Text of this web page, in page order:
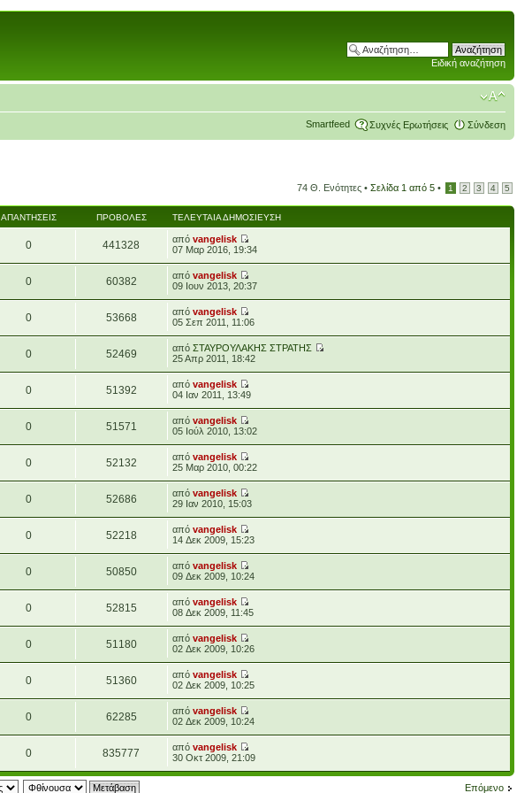
Ειδική αναζήτηση
Smartfeed Συχνές Ερωτήσεις Σύνδεση
74 Θ. Ενότητες • Σελίδα 1 από 5 • 1 2 3 4 5
ΑΠΑΝΤΉΣΕΙΣ ΠΡΟΒΟΛΈΣ ΤΕΛΕΥΤΑΊΑ ΔΗΜΟΣΊΕΥΣΗ
0 441328 απόvangelisk
07 Μαρ 2016, 19:34
0 60382 απόvangelisk
09 Ιουν 2013, 20:37
0 53668 απόvangelisk
05 Σεπ 2011, 11:06
0 52469 απόΣΤΑΥΡΟΥΛΑΚΗΣ ΣΤΡΑΤΗΣ
25 Απρ 2011, 18:42
0 51392 απόvangelisk
04 Ιαν 2011, 13:49
0 51571 απόvangelisk
05 Ιούλ 2010, 13:02
0 52132 απόvangelisk
25 Μαρ 2010, 00:22
0 52686 απόvangelisk
29 Ιαν 2010, 15:03
0 52218 απόvangelisk
14 Δεκ 2009, 15:23
0 50850 απόvangelisk
09 Δεκ 2009, 10:24
0 52815 απόvangelisk
08 Δεκ 2009, 11:45
0 51180 απόvangelisk
02 Δεκ 2009, 10:26
0 51360 απόvangelisk
02 Δεκ 2009, 10:25
0 62285 απόvangelisk
02 Δεκ 2009, 10:24
0 835777 απόvangelisk
30 Οκτ 2009, 21:09
Επόμενο